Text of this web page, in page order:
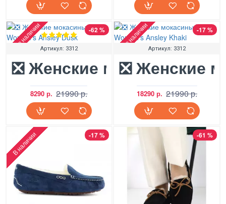
-62 %
Нет в наличииАртикул: 3312
❎ Женские мокасины
8290 р. 21990 р.
-17 %
Нет в наличииАртикул: 3312
❎ Женские
18290 р. 21990 р.
-17 %
В наличии -61 %